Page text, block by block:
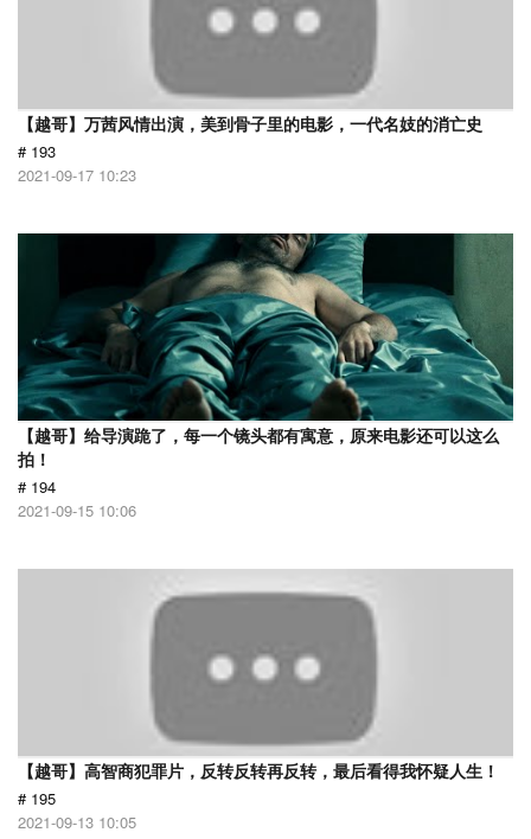
【越哥】万茜风情出演，美到骨子里的电影，一代名妓的消亡史
# 193
2021-09-17 10:23
【越哥】给导演跪了，每一个镜头都有寓意，原来电影还可以这么
拍！
# 194
2021-09-15 10:06
【越哥】高智商犯罪片，反转反转再反转，最后看得我怀疑人生！
# 195
2021-09-13 10:05